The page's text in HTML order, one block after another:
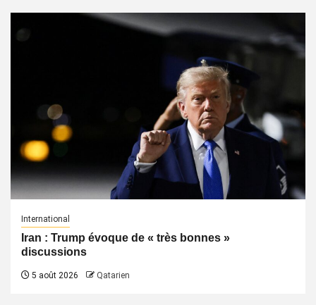
International
Iran : Trump évoque de « très bonnes »
discussions
5 août 2026 Qatarien